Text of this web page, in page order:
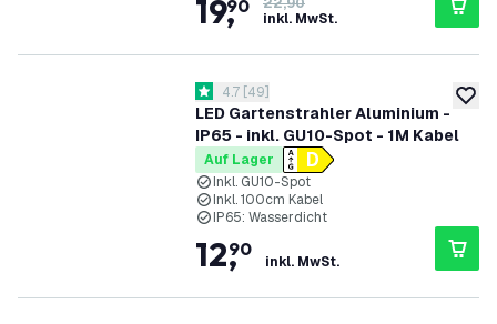
19,
90
inkl. MwSt.
zur
LED Gartenstrahler Aluminium -
IP65 - inkl. GU10-Spot - 1M Kabel
Bewertungsbereich öffnen
4.7 Bewertungssterne
4.7 [49]
Auf Lager
Inkl. GU10-Spot
Inkl. 100cm Kabel
IP65: Wasserdicht
12,
90
inkl. MwSt.